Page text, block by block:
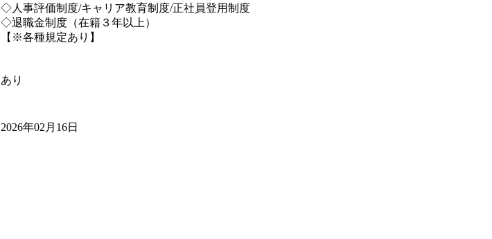
◇人事評価制度/キャリア教育制度/正社員登用制度
◇退職金制度（在籍３年以上）
【※各種規定あり】
あり
2026年02月16日